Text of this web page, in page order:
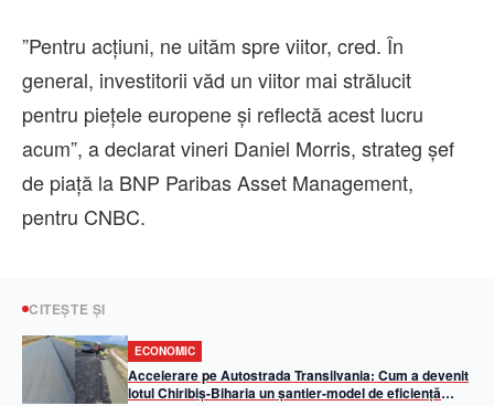
”Pentru acţiuni, ne uităm spre viitor, cred. În
general, investitorii văd un viitor mai strălucit
pentru pieţele europene şi reflectă acest lucru
acum”, a declarat vineri Daniel Morris, strateg şef
de piaţă la BNP Paribas Asset Management,
pentru CNBC.
CITEȘTE ȘI
ECONOMIC
Accelerare pe Autostrada Transilvania: Cum a devenit
lotul Chiribiș-Biharia un șantier-model de eficiență